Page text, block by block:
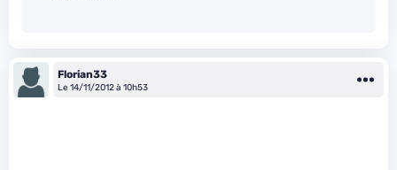
Florian33
Le 14/11/2012 à 10h53